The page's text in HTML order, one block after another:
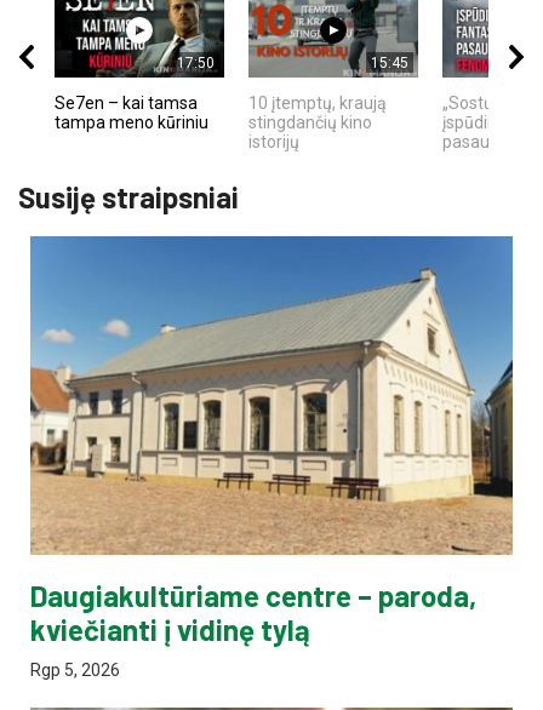
17:50
Se7en – kai tamsa
tampa meno kūriniu
15:45
10 įtemptų, kraują
stingdančių kino
istorijų
„Sostų
įspūdingas
pasaulio
Susiję straipsniai
Daugiakultūriame centre – paroda,
kviečianti į vidinę tylą
Rgp 5, 2026